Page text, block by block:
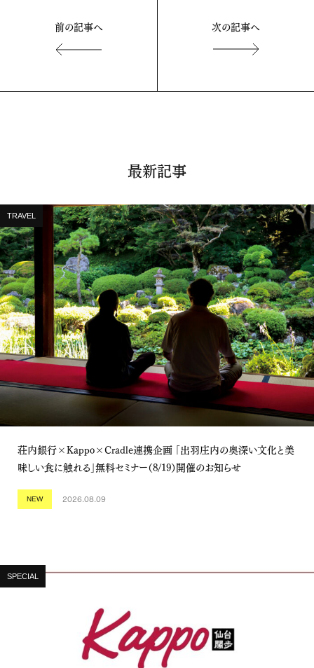
前の記事へ 次の記事へ
最新記事
TRAVEL
荘内銀行×Kappo×Cradle連携企画 「出羽庄内の奥深い文化と美
味しい食に触れる」無料セミナー（8/19）開催のお知らせ
NEW 2026.08.09
SPECIAL